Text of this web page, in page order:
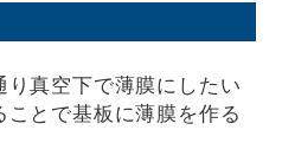
真空下で薄膜にしたい
とで基板に薄膜を作る